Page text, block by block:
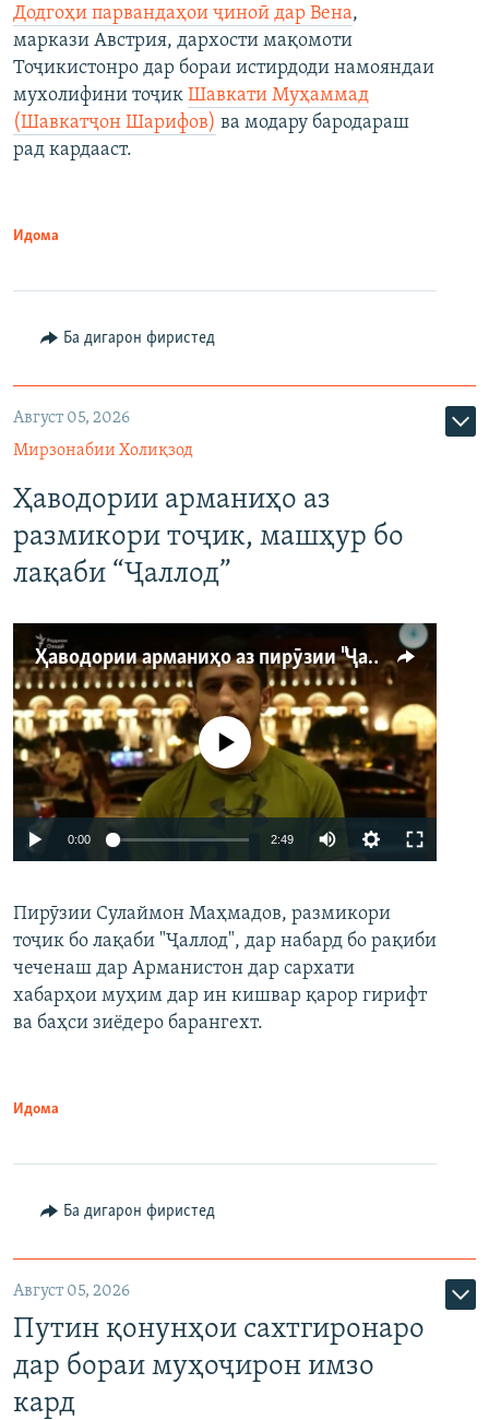
Додгоҳи парвандаҳои ҷиноӣ дар Вена,
маркази Австрия, дархости мақомоти
Тоҷикистонро дар бораи истирдоди намояндаи
мухолифини тоҷик Шавкати Муҳаммад
(Шавкатҷон Шарифов) ва модару бародараш
рад кардааст.
Идома
Ба дигарон фиристед
Август 05, 2026
Мирзонабии Холиқзод
Ҳаводории арманиҳо аз
размикори тоҷик, машҳур бо
лақаби “Ҷаллод”
Ҳаводории арманиҳо аз пирӯзии "Ҷаллод"-и тоҷик
Auto 240p 360p 480p
720p 1080p
Феълан кор намекунад
0:00 2:49
360p
480p
Пирӯзии Сулаймон Маҳмадов, размикори
тоҷик бо лақаби "Ҷаллод", дар набард бо рақиби
чеченаш дар Арманистон дар сархати
хабарҳои муҳим дар ин кишвар қарор гирифт
ва баҳси зиёдеро барангехт.
Идома
Ба дигарон фиристед
Август 05, 2026
Путин қонунҳои сахтгиронаро
дар бораи муҳоҷирон имзо
кард